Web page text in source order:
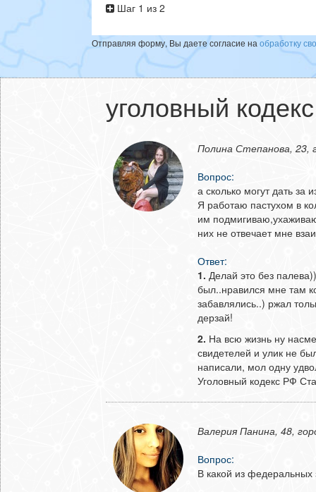
Шаг 1 из 2
Отправляя форму, Вы даете согласие на обработку
уголовный
Полина Степанова, 23,
Вопрос:
а сколько могут дать за
Я работаю пастухом в
им
них не отвечает мне
Ответ:
1. Делай это без
был..нравился мне там
забавлялись..) ржал
дерзай!
2. На всю жизнь ну
свидетелей и улик не
написали, мол одну
Уголовный кодекс РФ
Валерия Панина, 48,
Вопрос:
В какой из